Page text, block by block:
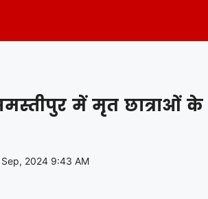
में मृत छात्राओं के
2024 9:43 AM